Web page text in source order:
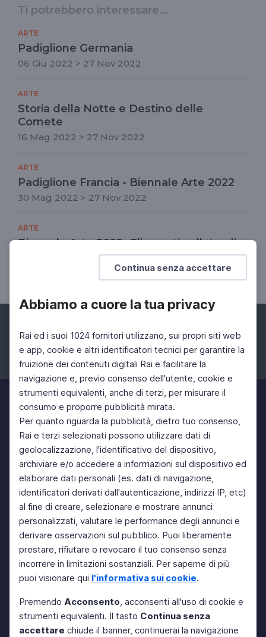
Continua senza accettare
Abbiamo a cuore la tua privacy
Rai ed i suoi 1024 fornitori utilizzano, sui propri siti web
e app, cookie e altri identificatori tecnici per garantire la
fruizione dei contenuti digitali Rai e facilitare la
navigazione e, previo consenso dell'utente, cookie e
strumenti equivalenti, anche di terzi, per misurare il
consumo e proporre pubblicità mirata.
Per quanto riguarda la pubblicità, dietro tuo consenso,
Rai e terzi selezionati possono utilizzare dati di
geolocalizzazione, l'identificativo del dispositivo,
archiviare e/o accedere a informazioni sul dispositivo ed
elaborare dati personali (es. dati di navigazione,
identificatori derivati dall'autenticazione, indirizzi IP, etc)
al fine di creare, selezionare e mostrare annunci
personalizzati, valutare le performance degli annunci e
derivare osservazioni sul pubblico. Puoi liberamente
prestare, rifiutare o revocare il tuo consenso senza
incorrere in limitazioni sostanziali. Per saperne di più
puoi visionare qui l'informativa sui cookie.
Premendo Acconsento, acconsenti all'uso di cookie e
strumenti equivalenti. Il tasto Continua senza
accettare chiude il banner, continuerai la navigazione
Ti potrebbero interessare...
ARTE
Padiglione Germania
06 Giu 2022 > 27 Nov 2022
ARTE
Storia della Notte e Destino delle
Comete
16 Mag 2022 > 27 Nov 2022
ARTE
Padiglione Francia - Biennale Arte 2022
30 Mag 2022 > 27 Nov 2022
ARTE
Biennale Arte 2022. Gli eventi collaterali
Le rassegne in programma diffuse nella città di
Facebook Instagram Twitter